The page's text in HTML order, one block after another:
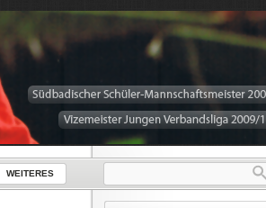
WEITERES